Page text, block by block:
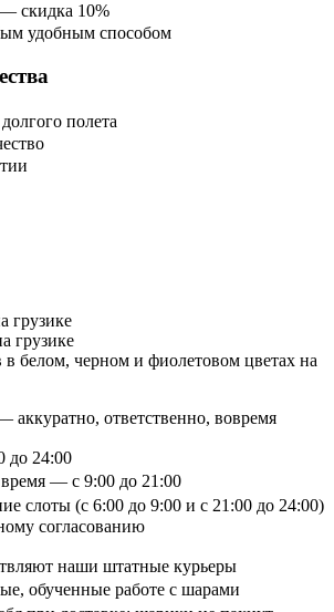
скидка 10%
удобным способом
полета
грузике
грузике
белом, черном и фиолетовом цветах на
аккуратно, ответственно, вовремя
до 24:00
— с 9:00 до 21:00
слоты (с 6:00 до 9:00 и с 21:00 до 24:00)
согласованию
наши штатные курьеры
обученные работе с шарами